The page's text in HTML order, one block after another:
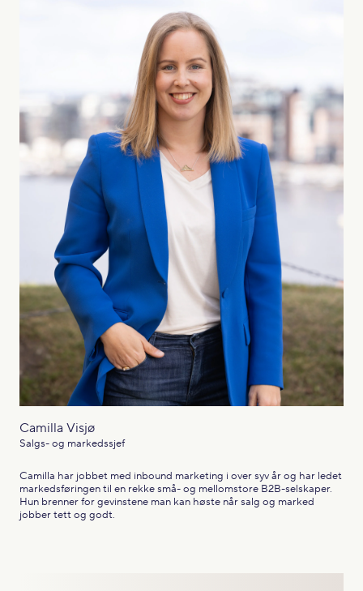
Camilla Visjø
Salgs- og markedssjef
Camilla har jobbet med inbound marketing i over syv år og har ledet
markedsføringen til en rekke små- og mellomstore B2B-selskaper.
Hun brenner for gevinstene man kan høste når salg og marked
jobber tett og godt.